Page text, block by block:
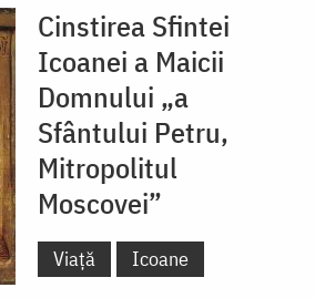
Cinstirea Sfintei
Icoanei a Maicii
Domnului „a
Sfântului Petru,
Mitropolitul
Moscovei”
Viață Icoane